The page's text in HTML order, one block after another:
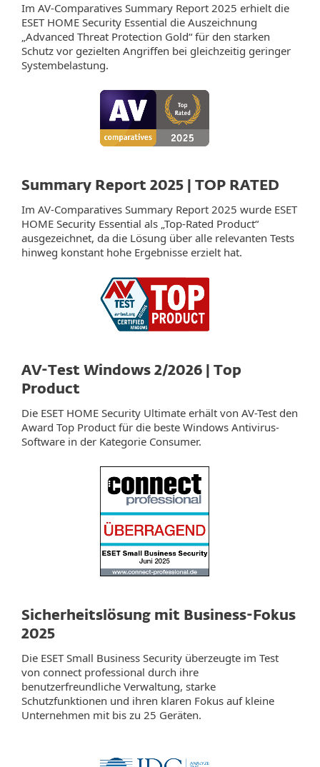
Im AV‑Comparatives Summary Report 2025 erhielt die
ESET HOME Security Essential die Auszeichnung
„Advanced Threat Protection Gold“ für den starken
Schutz vor gezielten Angriffen bei gleichzeitig geringer
Systembelastung.
Summary Report 2025 | TOP RATED
Im AV‑Comparatives Summary Report 2025 wurde ESET
HOME Security Essential als „Top‑Rated Product“
ausgezeichnet, da die Lösung über alle relevanten Tests
hinweg konstant hohe Ergebnisse erzielt hat.
AV-Test Windows 2/2026 | Top
Product
Die ESET HOME Security Ultimate erhält von AV-Test den
Award Top Product für die beste Windows Antivirus-
Software in der Kategorie Consumer.
Sicherheitslösung mit Business-Fokus
2025
Die ESET Small Business Security überzeugte im Test
von connect professional durch ihre
benutzerfreundliche Verwaltung, starke
Schutzfunktionen und ihren klaren Fokus auf kleine
Unternehmen mit bis zu 25 Geräten.